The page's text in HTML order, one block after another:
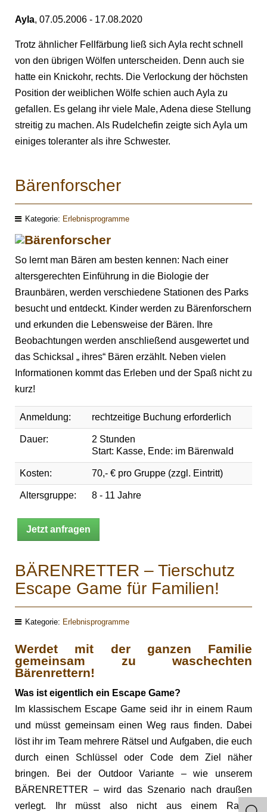
Ayla, 07.05.2006 - 17.08.2020
Trotz ähnlicher Fellfärbung ließ sich Ayla recht schnell
von den übrigen Wölfen unterscheiden. Denn auch sie
hatte ein Knickohr, rechts. Die Verlockung der höchsten
Position der weiblichen Wölfe schien auch Ayla zu
gefallen. Es gelang ihr viele Male, Adena diese Stellung
streitig zu machen. Als Rudelchefin zeigte sich Ayla um
einiges toleranter als ihre Schwester.
Bärenforscher
Kategorie: Erlebnisprogramme
So lernt man Bären am besten kennen: Nach einer
altersgerechten Einführung in die Biologie der
Braunbären, werden verschiedene Stationen des Parks
besucht und entdeckt. Kinder werden zu Bärenforschern
und erkunden die Lebensweise der Bären. Ihre
Beobachtungen werden anschließend ausgewertet und
das Schicksal „ ihres“ Bären erzählt. Neben vielen
Informationen kommt das Erleben und der Spaß nicht zu
kurz!
Anmeldung: rechtzeitige Buchung erforderlich
Dauer:
2 Stunden
Start: Kasse, Ende: im Bärenwald
Kosten: 70,- € pro Gruppe (zzgl. Eintritt)
Altersgruppe: 8 - 11 Jahre
Jetzt anfragen
BÄRENRETTER – Tierschutz
Escape Game für Familien!
Kategorie: Erlebnisprogramme
Werdet mit der ganzen Familie
gemeinsam zu waschechten
Bärenrettern!
Was ist eigentlich ein Escape Game?
Im klassischem Escape Game seid ihr in einem Raum
und müsst gemeinsam einen Weg raus finden. Dabei
löst ihr im Team mehrere Rätsel und Aufgaben, die euch
durch einen Schlüssel oder Code dem Ziel näher
bringen. Bei der Outdoor Variante – wie unserem
BÄRENRETTER – wird das Szenario nach draußen
verlegt. Ihr müsst also nicht aus einem Raum